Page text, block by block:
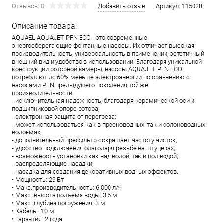
Отзывов: 0 Добавить отзыв Артикул: 115028
Описание товара:
AQUAEL AQUAJET PFN ECO - это современные
энергосберегающие фонтанные насосы. Их отличает высокая
производительность, универсальность в применении, эстетичный
внешний вид и удобство в использовании. Благодаря уникальной
конструкции роторной камеры, насосы AQUAJET PFN ECO
потребляют до 60% меньше электроэнергии по сравнению с
насосами PFN предыдущего поколения той же
производительности.
- исключительная надежность, благодаря керамической оси и
подшипниковой опоре ротора;
- электронная защита от перегрева;
- может использоваться как в пресноводных, так и солоноводных
водоемах;
- дополнительный префильтр сокращает частоту чисток;
- удобство подключения благодаря резьбе на штуцерах;
- возможность установки как над водой, так и под водой;
- распределяющие насадки;
- насадка для создания декоративных водных эффектов.
• Мощность: 29 Вт
• Макс.производительность: 6 000 л/ч
• Макс. высота подъема воды: 3.5 м
• Макс. глубина погружения: 3 м
• Кабель: 10 м
• Гарантия: 2 года